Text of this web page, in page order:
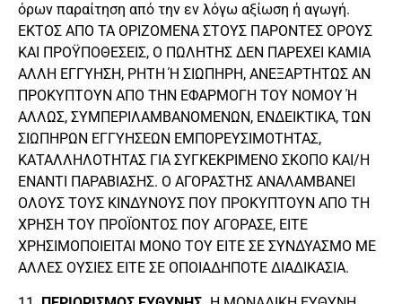
όρων παραίτηση από την εν λόγω αξίωση ή αγωγή.
ΕΚΤΟΣ ΑΠΟ ΤΑ ΟΡΙΖΟΜΕΝΑ ΣΤΟΥΣ ΠΑΡΟΝΤΕΣ ΟΡΟΥΣ
ΚΑΙ ΠΡΟΫΠΟΘΕΣΕΙΣ, Ο ΠΩΛΗΤΗΣ ΔΕΝ ΠΑΡΕΧΕΙ ΚΑΜΙΑ
ΑΛΛΗ ΕΓΓΥΗΣΗ, ΡΗΤΗ Ή ΣΙΩΠΗΡΗ, ΑΝΕΞΑΡΤΗΤΩΣ ΑΝ
ΠΡΟΚΥΠΤΟΥΝ ΑΠΟ ΤΗΝ ΕΦΑΡΜΟΓΗ ΤΟΥ ΝΟΜΟΥ Ή
ΑΛΛΩΣ, ΣΥΜΠΕΡΙΛΑΜΒΑΝΟΜΕΝΩΝ, ΕΝΔΕΙΚΤΙΚΑ, ΤΩΝ
ΣΙΩΠΗΡΩΝ ΕΓΓΥΗΣΕΩΝ ΕΜΠΟΡΕΥΣΙΜΟΤΗΤΑΣ,
ΚΑΤΑΛΛΗΛΟΤΗΤΑΣ ΓΙΑ ΣΥΓΚΕΚΡΙΜΕΝΟ ΣΚΟΠΟ ΚΑΙ/Η
ΕΝΑΝΤΙ ΠΑΡΑΒΙΑΣΗΣ. Ο ΑΓΟΡΑΣΤΗΣ ΑΝΑΛΑΜΒΑΝΕΙ
ΟΛΟΥΣ ΤΟΥΣ ΚΙΝΔΥΝΟΥΣ ΠΟΥ ΠΡΟΚΥΠΤΟΥΝ ΑΠΟ ΤΗ
ΧΡΗΣΗ ΤΟΥ ΠΡΟΪΟΝΤΟΣ ΠΟΥ ΑΓΟΡΑΣΕ, ΕΙΤΕ
ΧΡΗΣΙΜΟΠΟΙΕΙΤΑΙ ΜΟΝΟ ΤΟΥ ΕΙΤΕ ΣΕ ΣΥΝΔΥΑΣΜΟ ΜΕ
ΑΛΛΕΣ ΟΥΣΙΕΣ ΕΙΤΕ ΣΕ ΟΠΟΙΑΔΗΠΟΤΕ ΔΙΑΔΙΚΑΣΙΑ.